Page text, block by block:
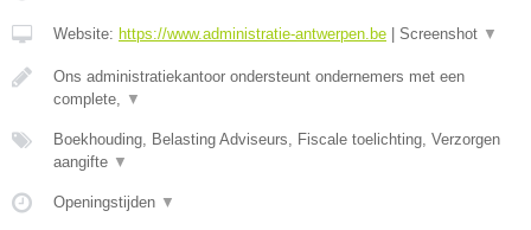
Website: https://www.administratie-antwerpen.be Screenshot ▼
Ons administratiekantoor ondersteunt ondernemers met een
complete, ▼
Boekhouding, Belasting Adviseurs, Fiscale toelichting, Verzorgen
aangifte ▼
Openingstijden ▼